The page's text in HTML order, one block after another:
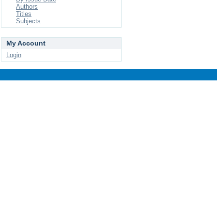
Authors
Titles
Subjects
My Account
Login